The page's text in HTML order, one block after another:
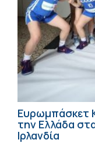
Ευρωμπάσκετ
την Ελλάδα
Ιρλανδία